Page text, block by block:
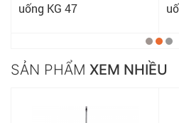
uống KG 47
SẢN PHẨM XEM NHIỀU